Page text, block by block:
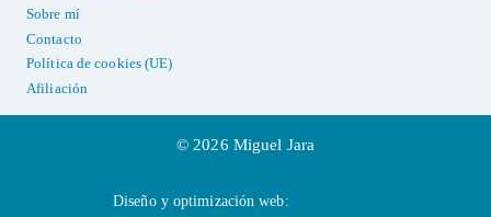
Sobre mí
Contacto
Política de cookies (UE)
Afiliación
© 2026 Miguel Jara
Diseño y optimización web: